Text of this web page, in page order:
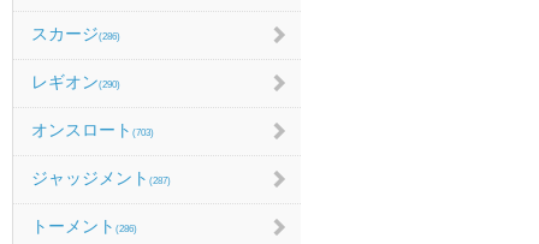
スカージ(286)
レギオン(290)
オンスロート (703)
ジャッジメント (287)
トーメント (286)